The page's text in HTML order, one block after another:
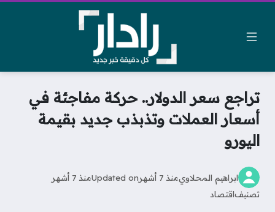
تراجع سعر الدولار.. حركة مفاجئة في
أسعار العملات وتذبذب جديد بقيمة
اليورو
ابراهيم المحلاويمنذ 7 أشهر Updated onمنذ 7 أشهر
تصنيفاقتصاد